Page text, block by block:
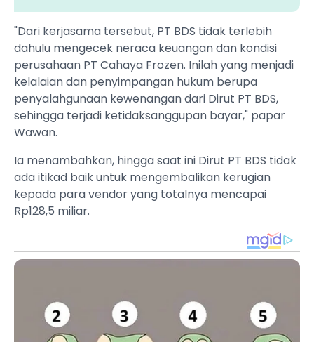
"Dari kerjasama tersebut, PT BDS tidak terlebih
dahulu mengecek neraca keuangan dan kondisi
perusahaan PT Cahaya Frozen. Inilah yang menjadi
kelalaian dan penyimpangan hukum berupa
penyalahgunaan kewenangan dari Dirut PT BDS,
sehingga terjadi ketidaksanggupan bayar," papar
Wawan.
Ia menambahkan, hingga saat ini Dirut PT BDS tidak
ada itikad baik untuk mengembalikan kerugian
kepada para vendor yang totalnya mencapai
Rp128,5 miliar.